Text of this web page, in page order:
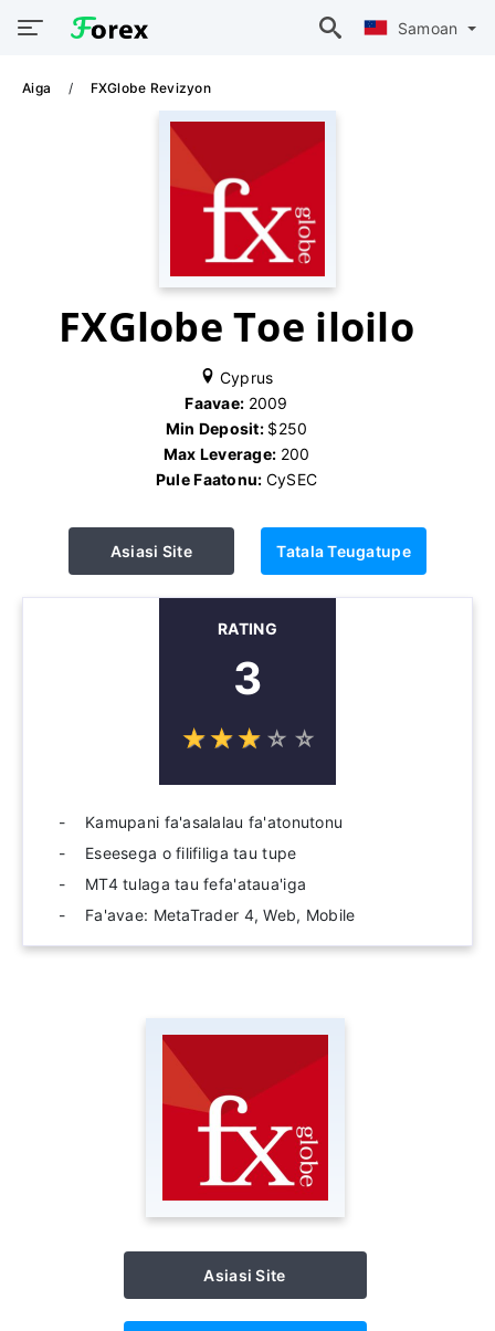
Samoan
Aiga FXGlobe Revizyon
FXGlobe Toe iloilo
Cyprus
Faavae: 2009
Min Deposit: $250
Max Leverage: 200
Pule Faatonu: CySEC
Asiasi Site Tatala Teugatupe
RATING
3
☆☆☆ ☆ ☆
★★★ ★ ★
Kamupani fa'asalalau fa'atonutonu
Eseesega o filifiliga tau tupe
MT4 tulaga tau fefa'ataua'iga
Fa'avae: MetaTrader 4, Web, Mobile
Asiasi Site